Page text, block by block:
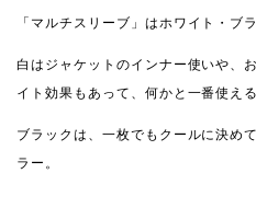
「マルチスリーブ」はホワイト・ブ
白はジャケットのインナー使いや、
イト効果もあって、何かと一番使え
ブラックは、一枚でもクールに決め
ラー。